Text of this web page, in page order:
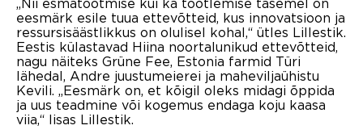
„Nii esmatootmise kui ka töötlemise tasemel on
eesmärk esile tuua ettevõtteid, kus innovatsioon ja
ressursisäästlikkus on olulisel kohal,“ ütles Lillestik.
Eestis külastavad Hiina noortalunikud ettevõtteid,
nagu näiteks Grüne Fee, Estonia farmid Türi
lähedal, Andre juustumeierei ja maheviljaühistu
Kevili. „Eesmärk on, et kõigil oleks midagi õppida
ja uus teadmine või kogemus endaga koju kaasa
viia,“ lisas Lillestik.